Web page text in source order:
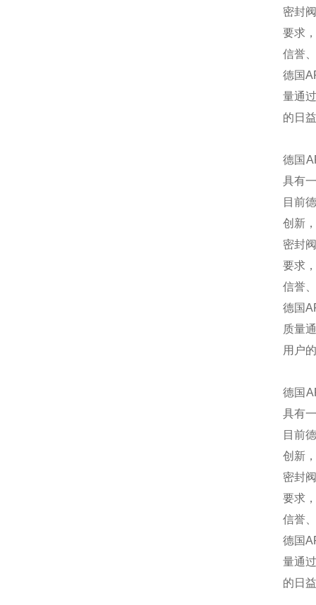
密封
要求
信誉
德国
量通
的日
德国
具有
目前
创新
密封
要求
信誉
德国
质量
用户
德国
具有
目前
创新
密封
要求
信誉
德国
量通
的日